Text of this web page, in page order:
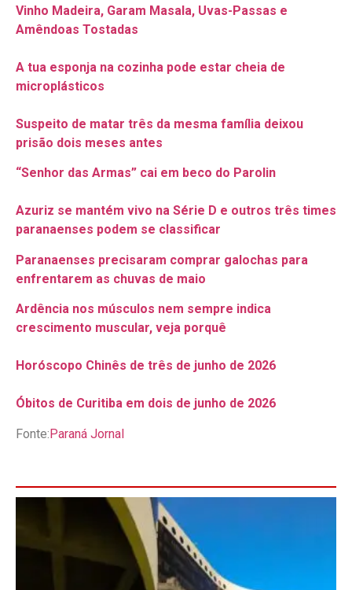
Vinho Madeira, Garam Masala, Uvas-Passas e
Amêndoas Tostadas
A tua esponja na cozinha pode estar cheia de
microplásticos
Suspeito de matar três da mesma família deixou
prisão dois meses antes
“Senhor das Armas” cai em beco do Parolin
Azuriz se mantém vivo na Série D e outros três times
paranaenses podem se classificar
Paranaenses precisaram comprar galochas para
enfrentarem as chuvas de maio
Ardência nos músculos nem sempre indica
crescimento muscular, veja porquê
Horóscopo Chinês de três de junho de 2026
Óbitos de Curitiba em dois de junho de 2026
Fonte:Paraná Jornal